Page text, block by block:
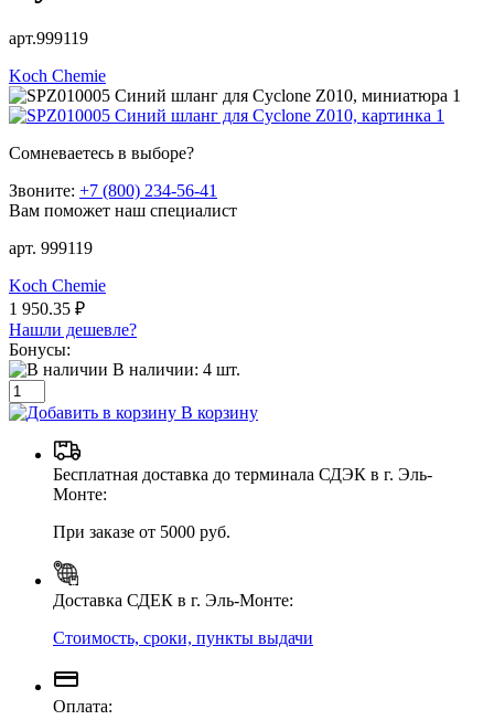
арт.999119
Koch Chemie
Сомневаетесь в выборе?
Звоните: +7 (800) 234-56-41
Вам поможет наш специалист
арт. 999119
Koch Chemie
1 950.35 ₽
Нашли дешевле?
Бонусы:
В наличии: 4 шт.
В корзину
Бесплатная доставка до терминала СДЭК в г. Эль-
Монте:
При заказе от 5000 руб.
Доставка СДЕК в г. Эль-Монте:
Стоимость, сроки, пункты выдачи
Оплата: